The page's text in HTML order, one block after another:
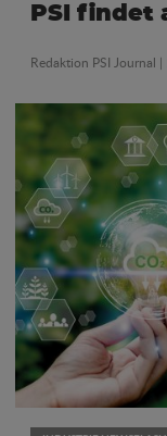
PSI findet
Redaktion PSI Journal |